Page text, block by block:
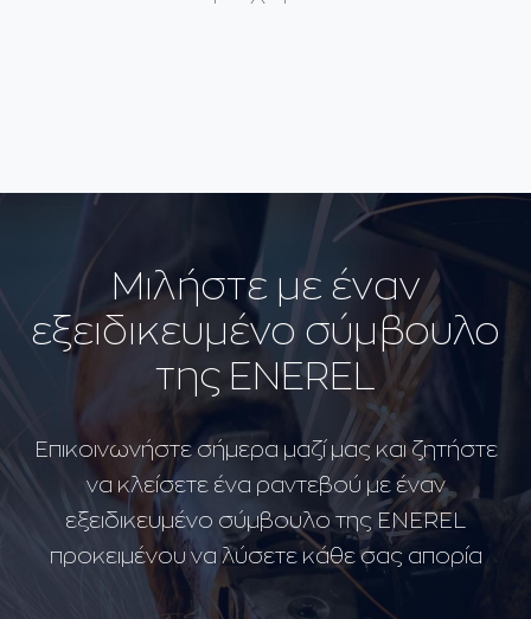
Μιλήστε με έναν
εξειδικευμένο σύμβουλο
της ENEREL
Επικοινωνήστε σήμερα μαζί μας και ζητήστε
να κλείσετε ένα ραντεβού με έναν
εξειδικευμένο σύμβουλο της ENEREL
προκειμένου να λύσετε κάθε σας απορία